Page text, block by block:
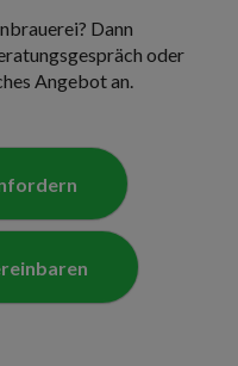
Dann
oder
Angebot an.